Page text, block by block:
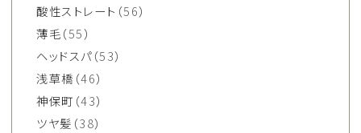
酸性ストレート （56）
薄毛（55）
ヘッドスパ（53）
浅草橋 （46）
神保町 （43）
ツヤ髪 （38）